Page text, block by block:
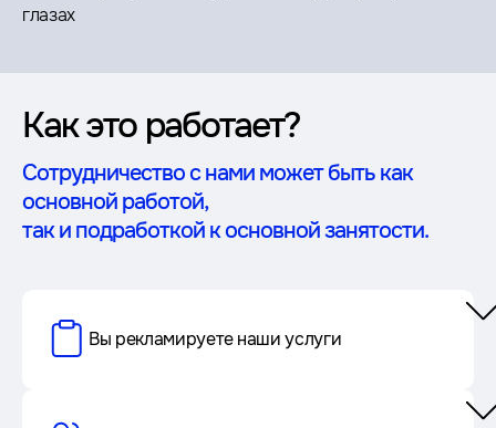
глазах
Как это работает?
Сотрудничество с нами может быть как
основной работой,
так и подработкой к основной занятости.
Вы рекламируете наши услуги